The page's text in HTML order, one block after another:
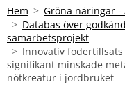
Hem Gröna näringar -
Databas över
samarbetsprojekt
Innovativ
signifikant minskade
nötkreatur i jordbruket